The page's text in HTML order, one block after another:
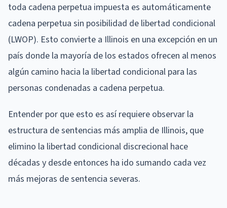
toda cadena perpetua impuesta es automáticamente
cadena perpetua sin posibilidad de libertad condicional
(LWOP). Esto convierte a Illinois en una excepción en un
país donde la mayoría de los estados ofrecen al menos
algún camino hacia la libertad condicional para las
personas condenadas a cadena perpetua.
Entender por que esto es así requiere observar la
estructura de sentencias más amplia de Illinois, que
elimino la libertad condicional discrecional hace
décadas y desde entonces ha ido sumando cada vez
más mejoras de sentencia severas.